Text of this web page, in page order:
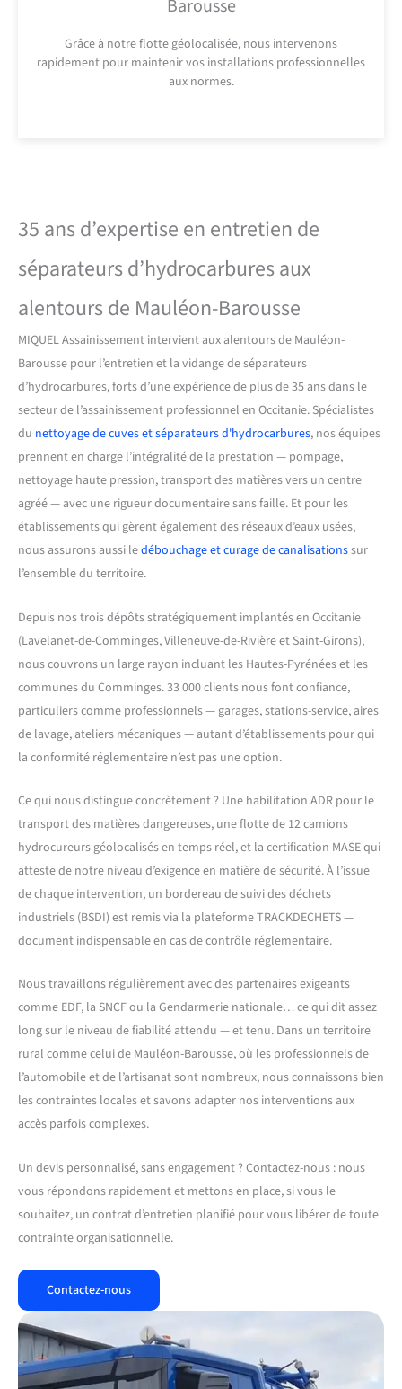
Barousse
Grâce à notre flotte géolocalisée, nous intervenons
rapidement pour maintenir vos installations professionnelles
aux normes.
35 ans d’expertise en entretien de
séparateurs d’hydrocarbures aux
alentours de Mauléon-Barousse
MIQUEL Assainissement intervient aux alentours de Mauléon-
Barousse pour l’entretien et la vidange de séparateurs
d’hydrocarbures, forts d’une expérience de plus de 35 ans dans le
secteur de l’assainissement professionnel en Occitanie. Spécialistes
du nettoyage de cuves et séparateurs d'hydrocarbures, nos équipes
prennent en charge l’intégralité de la prestation — pompage,
nettoyage haute pression, transport des matières vers un centre
agréé — avec une rigueur documentaire sans faille. Et pour les
établissements qui gèrent également des réseaux d’eaux usées,
nous assurons aussi ledébouchage et curage de canalisationssur
l’ensemble du territoire.
Depuis nos trois dépôts stratégiquement implantés en Occitanie
(Lavelanet-de-Comminges, Villeneuve-de-Rivière et Saint-Girons),
nous couvrons un large rayon incluant les Hautes-Pyrénées et les
communes du Comminges. 33 000 clients nous font confiance,
particuliers comme professionnels — garages, stations-service, aires
de lavage, ateliers mécaniques — autant d’établissements pour qui
la conformité réglementaire n’est pas une option.
Ce qui nous distingue concrètement ? Une habilitation ADR pour le
transport des matières dangereuses, une flotte de 12 camions
hydrocureurs géolocalisés en temps réel, et la certification MASE qui
atteste de notre niveau d’exigence en matière de sécurité. À l’issue
de chaque intervention, un bordereau de suivi des déchets
industriels (BSDI) est remis via la plateforme TRACKDECHETS —
document indispensable en cas de contrôle réglementaire.
Nous travaillons régulièrement avec des partenaires exigeants
comme EDF, la SNCF ou la Gendarmerie nationale… ce qui dit assez
long sur le niveau de fiabilité attendu — et tenu. Dans un territoire
rural comme celui de Mauléon-Barousse, où les professionnels de
l’automobile et de l’artisanat sont nombreux, nous connaissons bien
les contraintes locales et savons adapter nos interventions aux
accès parfois complexes.
Un devis personnalisé, sans engagement ? Contactez-nous : nous
vous répondons rapidement et mettons en place, si vous le
souhaitez, un contrat d’entretien planifié pour vous libérer de toute
contrainte organisationnelle.
Contactez-nous